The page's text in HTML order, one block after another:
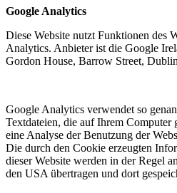
Google Analytics
Diese Website nutzt Funktionen des
Analytics. Anbieter ist die Google
Gordon House, Barrow Street,
Google Analytics verwendet so
Textdateien, die auf Ihrem Computer
eine Analyse der Benutzung der
Die durch den Cookie erzeugten
dieser Website werden in der Regel
den USA übertragen und dort